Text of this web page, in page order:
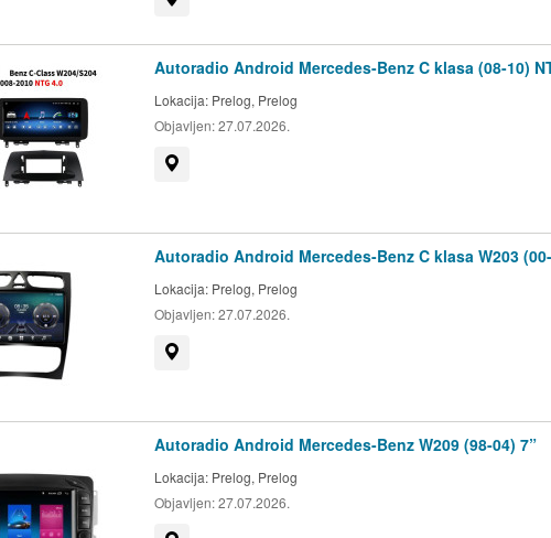
Autoradio Android Mercedes-Benz C klasa (08-10)
Lokacija: Prelog, Prelog
Objavljen:27.07.2026.
Autoradio Android Mercedes-Benz C klasa W203
Lokacija: Prelog, Prelog
Objavljen:27.07.2026.
Autoradio Android Mercedes-Benz W209 (98-04) 7”
Lokacija: Prelog, Prelog
Objavljen:27.07.2026.